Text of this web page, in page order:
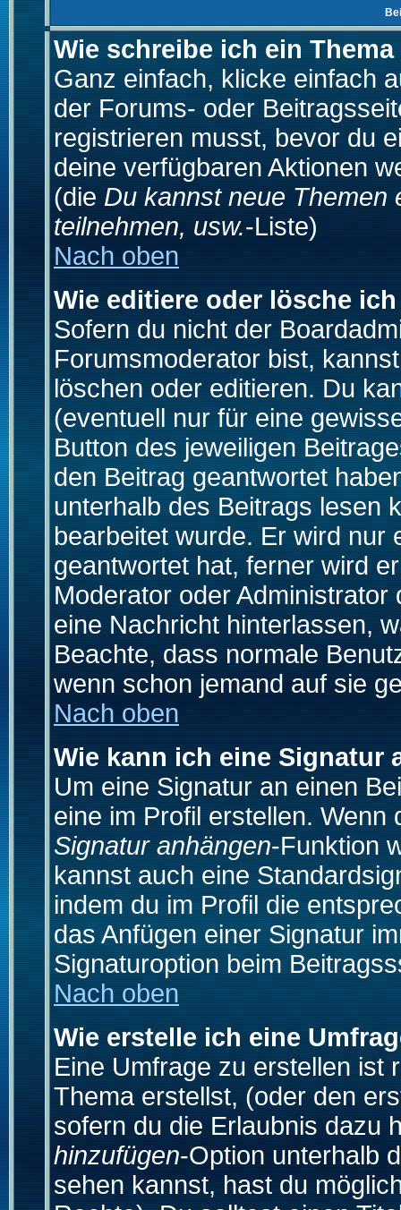
Wie schreibe ich ein
Ganz einfach, klicke einfach
der Forums- oder
registrieren musst, bevor du
deine verfügbaren Aktionen
(die Du kannst neue Themen
teilnehmen, usw.-Liste)
Nach oben
Wie editiere oder lösche
Sofern du nicht der
Forumsmoderator bist,
löschen oder editieren. Du
(eventuell nur für eine
Button des jeweiligen
den Beitrag geantwortet
unterhalb des Beitrags lesen
bearbeitet wurde. Er wird nur
geantwortet hat, ferner wird
Moderator oder
eine Nachricht hinterlassen,
Beachte, dass normale
wenn schon jemand auf sie
Nach oben
Wie kann ich eine Signatur
Um eine Signatur an einen
eine im Profil erstellen.
Signatur anhängen-Funktion
kannst auch eine
indem du im Profil die
das Anfügen einer Signatur
Signaturoption beim
Nach oben
Wie erstelle ich eine
Eine Umfrage zu erstellen ist
Thema erstellst, (oder den
sofern du die Erlaubnis dazu
hinzufügen-Option unterhalb
sehen kannst, hast du